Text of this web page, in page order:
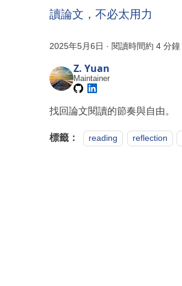
讀論文，不必太用力
2025年5月6日 · 閱讀時間約 4 分鐘
Z. Yuan
Maintainer
找回論文閱讀的節奏與自由。
標籤： reading reflection